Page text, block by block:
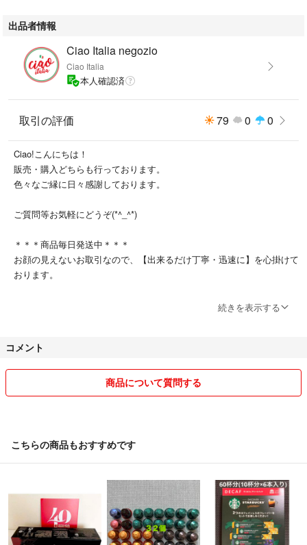
出品者情報
Ciao Italia negozio
Ciao Italia
本人確認済
取引の評価 79 0 0
Ciao!こんにちは！
販売・購入どちらも行っております。
色々なご縁に日々感謝しております。
ご質問等お気軽にどうぞ(*^_^*)
＊＊＊商品毎日発送中＊＊＊
お顔の見えないお取引なので、【出来るだけ丁寧・迅速に】を心掛けて
おります。
返品の送料などでちょっと嫌な思いをしたことがごさいますので基本的
いただいたご質問や疑問点にはご納得いただけるまでお答えします(^^)
ル品♻️を使用する場合がございますがご理解いただけますと幸です。
続きを表示する
コメント
商品について質問する
こちらの商品もおすすめです